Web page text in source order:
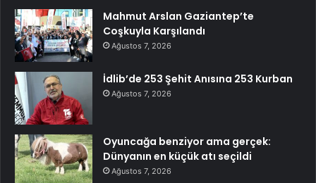
Mahmut Arslan Gaziantep’te
Coşkuyla Karşılandı
Ağustos 7, 2026
İdlib’de 253 Şehit Anısına 253 Kurban
Ağustos 7, 2026
Oyuncağa benziyor ama gerçek:
Dünyanın en küçük atı seçildi
Ağustos 7, 2026